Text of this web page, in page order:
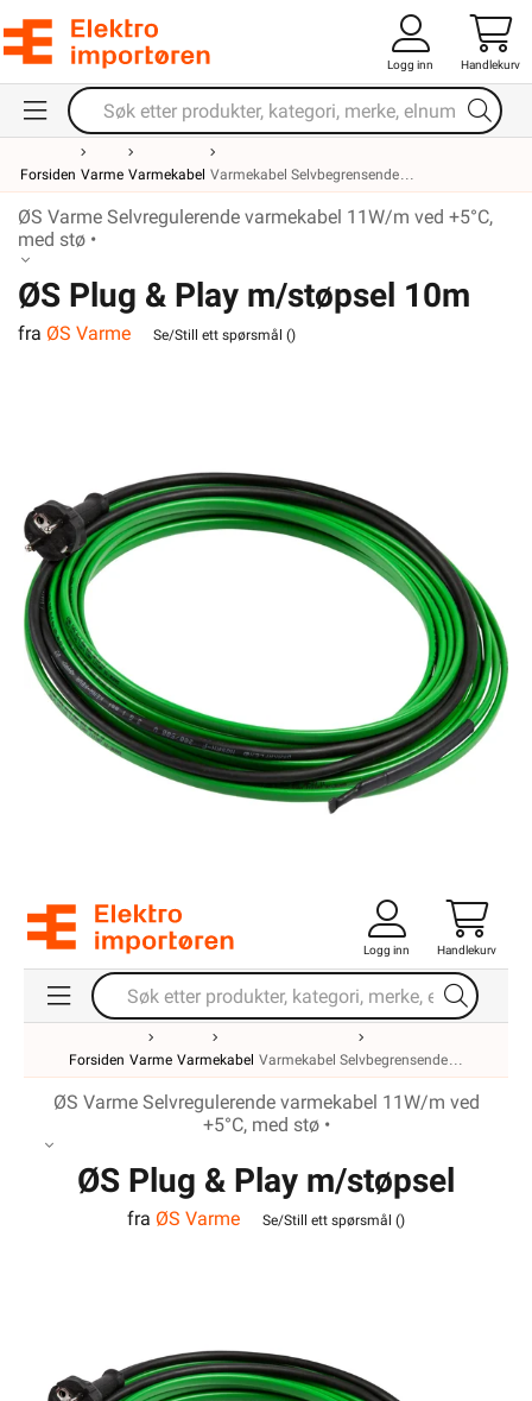
Logg inn Handlekurv
Forsiden Varme Varmekabel Varmekabel Selvbegrensende
ØS Varme Selvregulerende varmekabel 11W/m ved +5°C,
med stø •
ØS Plug & Play m/støpsel 10m
fra ØS Varme Se/Still ett spørsmål ()
Logg inn Handlekurv
Forsiden Varme Varmekabel Varmekabel Selvbegrensende
ØS Varme Selvregulerende varmekabel 11W/m ved
+5°C, med stø •
ØS Plug & Play m/støpsel
10m
fra ØS Varme Se/Still ett spørsmål ()